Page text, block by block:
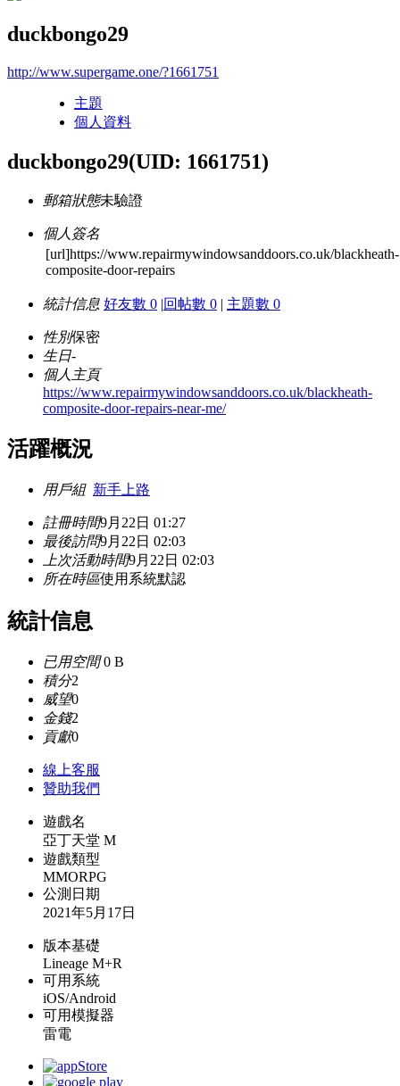
duckbongo29
http://www.supergame.one/?1661751
主題
個人資料
duckbongo29(UID: 1661751)
郵箱狀態未驗證
個人簽名
[url]https://www.repairmywindowsanddoors.co.uk/blackheath-
composite-door-repairs
統計信息 好友數 0 |回帖數 0 | 主題數 0
性別保密
生日-
個人主頁
https://www.repairmywindowsanddoors.co.uk/blackheath-
composite-door-repairs-near-me/
活躍概況
用戶組 新手上路
註冊時間9月22日 01:27
最後訪問9月22日 02:03
上次活動時間9月22日 02:03
所在時區使用系統默認
統計信息
已用空間0 B
積分2
威望0
金錢2
貢獻0
線上客服
贊助我們
遊戲名
亞丁天堂 M
遊戲類型
MMORPG
公測日期
2021年5月17日
版本基礎
Lineage M+R
可用系統
iOS/Android
可用模擬器
雷電